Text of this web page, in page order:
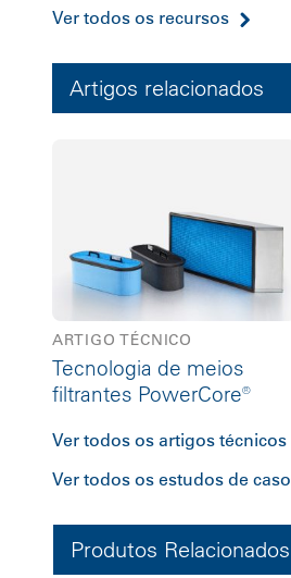
Ver todos os recursos
Artigos relacionados
ARTIGO TÉCNICO
Tecnologia de meios
filtrantes PowerCore®
Ver todos os artigos técnicos
Ver todos os estudos de caso
Produtos Relacionados